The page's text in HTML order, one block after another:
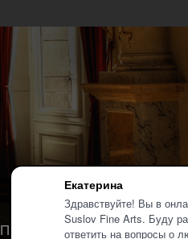
Екатерина
Здравствуйте! Вы в
Suslov Fine Arts. Буду
ответить на вопросы о
Политика